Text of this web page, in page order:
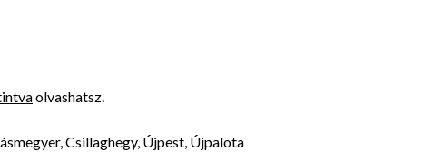
olvashatsz.
Csillaghegy, Újpest, Újpalota